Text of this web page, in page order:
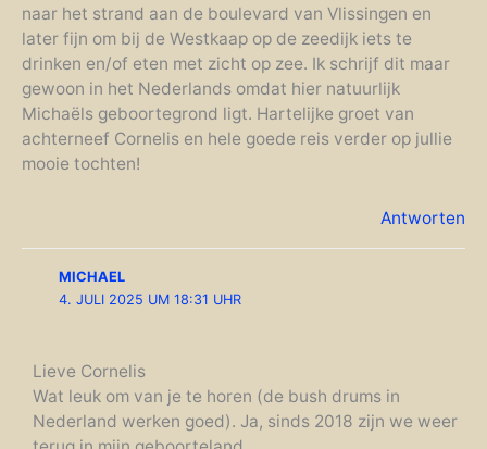
naar het strand aan de boulevard van Vlissingen en
later fijn om bij de Westkaap op de zeedijk iets te
drinken en/of eten met zicht op zee. Ik schrijf dit maar
gewoon in het Nederlands omdat hier natuurlijk
Michaëls geboortegrond ligt. Hartelijke groet van
achterneef Cornelis en hele goede reis verder op jullie
mooie tochten!
Antworten
MICHAEL
4. JULI 2025 UM 18:31 UHR
Lieve Cornelis
Wat leuk om van je te horen (de bush drums in
Nederland werken goed). Ja, sinds 2018 zijn we weer